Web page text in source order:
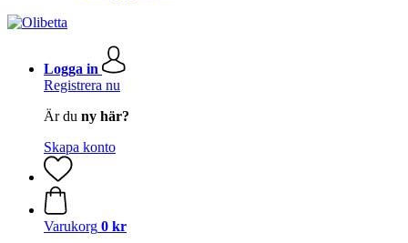
Logga in
Registrera nu
Är du ny här?
Skapa konto
Varukorg 0 kr